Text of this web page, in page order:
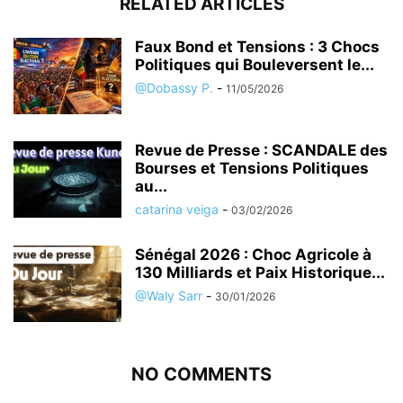
RELATED ARTICLES
Faux Bond et Tensions : 3 Chocs
Politiques qui Bouleversent le...
@Dobassy P. - 11/05/2026
Revue de Presse : SCANDALE des
Bourses et Tensions Politiques
au...
catarina veiga - 03/02/2026
Sénégal 2026 : Choc Agricole à
130 Milliards et Paix Historique...
@Waly Sarr - 30/01/2026
NO COMMENTS